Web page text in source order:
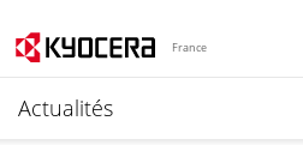
France
Actualités